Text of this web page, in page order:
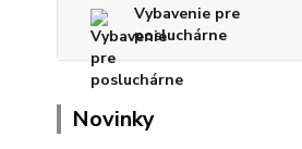
Vybavenie pre
posluchárne
Novinky